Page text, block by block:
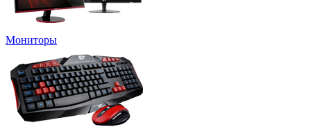
Мониторы